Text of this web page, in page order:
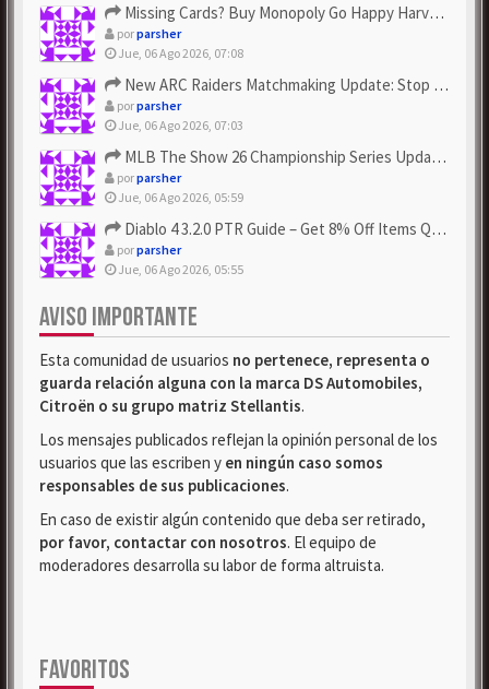
Missing Cards? Buy Monopoly Go Happy Harvest with Looney Tun...
porparsher
Jue, 06 Ago 2026, 07:08
New ARC Raiders Matchmaking Update: Stop Failed - Grab Bluep...
porparsher
Jue, 06 Ago 2026, 07:03
MLB The Show 26 Championship Series Update! Get Cheap & ...
porparsher
Jue, 06 Ago 2026, 05:59
Diablo 4 3.2.0 PTR Guide – Get 8% Off Items Quickly to Test ...
porparsher
Jue, 06 Ago 2026, 05:55
AVISO IMPORTANTE
Esta comunidad de usuarios no pertenece, representa o
guarda relación alguna con la marca DS Automobiles,
Citroën o su grupo matriz Stellantis.
Los mensajes publicados reflejan la opinión personal de los
usuarios que las escriben y en ningún caso somos
responsables de sus publicaciones.
En caso de existir algún contenido que deba ser retirado,
por favor, contactar con nosotros. El equipo de
moderadores desarrolla su labor de forma altruista.
FAVORITOS